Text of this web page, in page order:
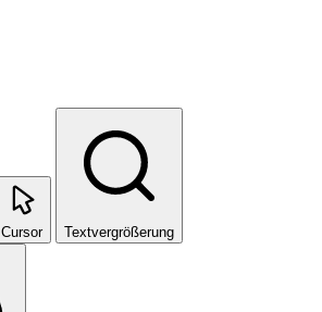
Cursor Textvergrößerung